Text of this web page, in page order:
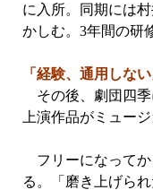
に入所。同期には
かしむ。3年間の研
「経験、通用しない
その後、劇団四季
上演作品がミュー
フリーになってか
る。「磨き上げら